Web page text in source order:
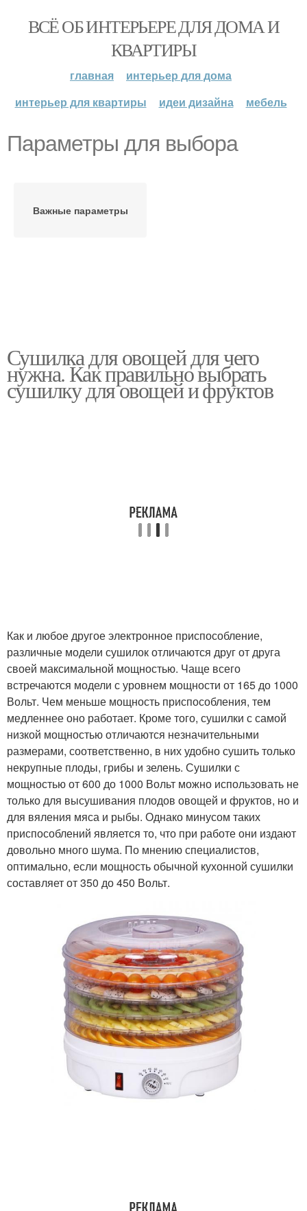
ВСЁ ОБ ИНТЕРЬЕРЕ ДЛЯ ДОМА И
КВАРТИРЫ
главная
интерьер для дома
интерьер для квартиры
идеи дизайна мебель
Параметры для выбора
Важные параметры
Сушилка для овощей для чего
нужна. Как правильно выбрать
сушилку для овощей и фруктов
Как и любое другое электронное приспособление,
различные модели сушилок отличаются друг от друга
своей максимальной мощностью. Чаще всего
встречаются модели с уровнем мощности от 165 до 1000
Вольт. Чем меньше мощность приспособления, тем
медленнее оно работает. Кроме того, сушилки с самой
низкой мощностью отличаются незначительными
размерами, соответственно, в них удобно сушить только
некрупные плоды, грибы и зелень. Сушилки с
мощностью от 600 до 1000 Вольт можно использовать не
только для высушивания плодов овощей и фруктов, но и
для вяления мяса и рыбы. Однако минусом таких
приспособлений является то, что при работе они издают
довольно много шума. По мнению специалистов,
оптимально, если мощность обычной кухонной сушилки
составляет от 350 до 450 Вольт.